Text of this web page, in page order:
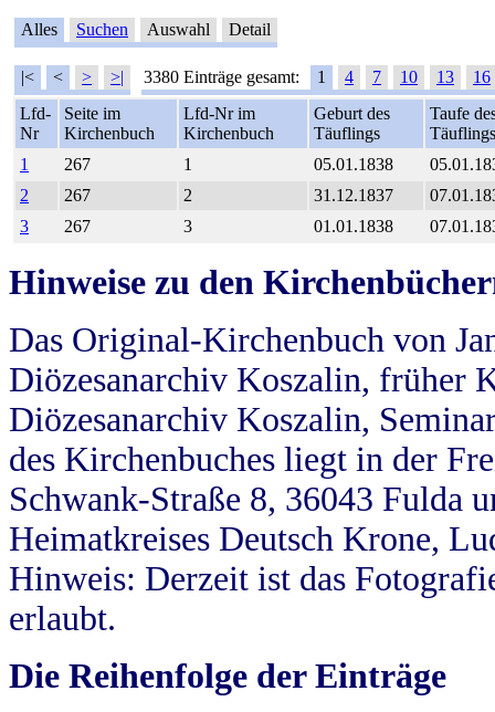
Alles Suchen Auswahl Detail
|< < > >| 3380 Einträge gesamt: 1 4 7 10 13
16
Lfd-
Nr
Seite im
Kirchenbuch
Lfd-Nr im
Kirchenbuch
Geburt des
Täuflings
Taufe
Täuflings
1
267 1 05.01.1838
2
267 2 31.12.1837
3
267 3 01.01.1838
Hinweise zu den
Das Original-Kirchenbuch von
Diözesanarchiv Koszalin, früher
Diözesanarchiv Koszalin,
des Kirchenbuches liegt in der
Schwank-Straße 8, 36043 Fulda
Heimatkreises Deutsch Krone,
Hinweis: Derzeit ist das
erlaubt.
Die Reihenfolge der Einträge